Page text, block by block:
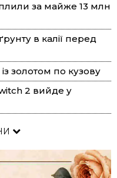
за майже 13 млн
в калії перед
золотом по кузову
2 вийде у